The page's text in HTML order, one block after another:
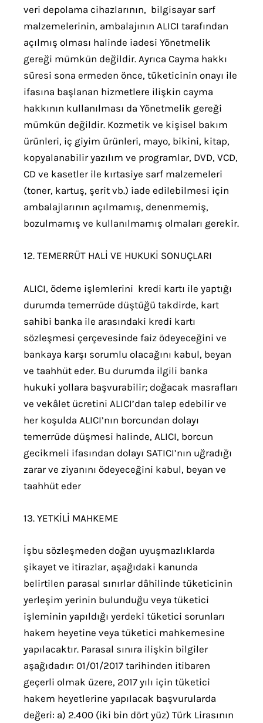
veri depolama cihazlarının, bilgisayar sarf
malzemelerinin, ambalajının ALICI tarafından
açılmış olması halinde iadesi Yönetmelik
gereği mümkün değildir. Ayrıca Cayma hakkı
süresi sona ermeden önce, tüketicinin onayı ile
ifasına başlanan hizmetlere ilişkin cayma
hakkının kullanılması da Yönetmelik gereği
mümkün değildir. Kozmetik ve kişisel bakım
ürünleri, iç giyim ürünleri, mayo, bikini, kitap,
kopyalanabilir yazılım ve programlar, DVD, VCD,
CD ve kasetler ile kırtasiye sarf malzemeleri
(toner, kartuş, şerit vb.) iade edilebilmesi için
ambalajlarının açılmamış, denenmemiş,
bozulmamış ve kullanılmamış olmaları gerekir.
12. TEMERRÜT HALİ VE HUKUKİ SONUÇLARI
ALICI, ödeme işlemlerini kredi kartı ile yaptığı
durumda temerrüde düştüğü takdirde, kart
sahibi banka ile arasındaki kredi kartı
sözleşmesi çerçevesinde faiz ödeyeceğini ve
bankaya karşı sorumlu olacağını kabul, beyan
ve taahhüt eder. Bu durumda ilgili banka
hukuki yollara başvurabilir; doğacak masrafları
ve vekâlet ücretini ALICI’dan talep edebilir ve
her koşulda ALICI’nın borcundan dolayı
temerrüde düşmesi halinde, ALICI, borcun
gecikmeli ifasından dolayı SATICI’nın uğradığı
zarar ve ziyanını ödeyeceğini kabul, beyan ve
taahhüt eder
13. YETKİLİ MAHKEME
İşbu sözleşmeden doğan uyuşmazlıklarda
şikayet ve itirazlar, aşağıdaki kanunda
belirtilen parasal sınırlar dâhilinde tüketicinin
yerleşim yerinin bulunduğu veya tüketici
işleminin yapıldığı yerdeki tüketici sorunları
hakem heyetine veya tüketici mahkemesine
yapılacaktır. Parasal sınıra ilişkin bilgiler
aşağıdadır: 01/01/2017 tarihinden itibaren
geçerli olmak üzere, 2017 yılı için tüketici
hakem heyetlerine yapılacak başvurularda
değeri: a) 2.400 (iki bin dört yüz) Türk Lirasının